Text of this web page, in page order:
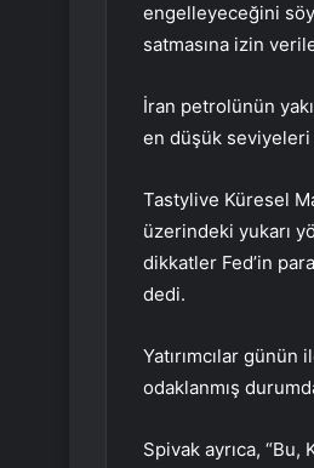
engelleyeceğini
satmasına izin
İran petrolünün
en düşük
Tastylive Küresel
üzerindeki yukarı
dikkatler Fed’in
dedi.
Yatırımcılar
odaklanmış
Spivak ayrıca, “Bu,